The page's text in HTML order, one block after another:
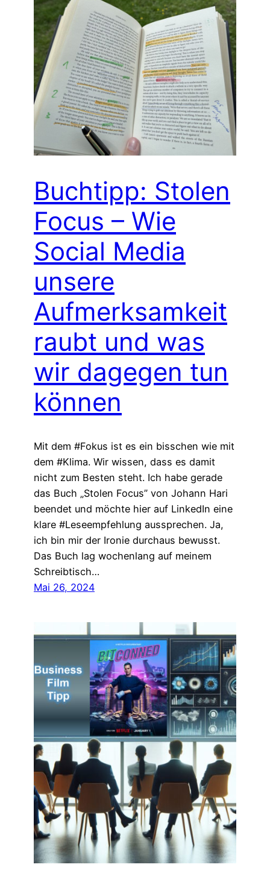
Buchtipp: Stolen
Focus – Wie
Social Media
unsere
Aufmerksamkeit
raubt und was
wir dagegen tun
können
Mit dem #Fokus ist es ein bisschen wie mit
dem #Klima. Wir wissen, dass es damit
nicht zum Besten steht. Ich habe gerade
das Buch „Stolen Focus” von Johann Hari
beendet und möchte hier auf LinkedIn eine
klare #Leseempfehlung aussprechen. Ja,
ich bin mir der Ironie durchaus bewusst.
Das Buch lag wochenlang auf meinem
Schreibtisch…
Mai 26, 2024